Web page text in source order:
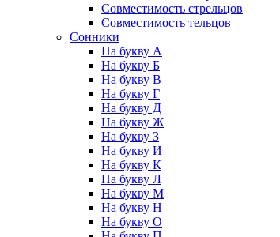
Совместимость стрельцов
Совместимость тельцов
Сонники
На букву А
На букву Б
На букву В
На букву Г
На букву Д
На букву Ж
На букву З
На букву И
На букву К
На букву Л
На букву М
На букву Н
На букву О